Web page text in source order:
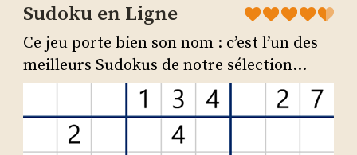
Sudoku en Ligne
Ce jeu porte bien son nom : c’est l’un des
meilleurs Sudokus de notre sélection...